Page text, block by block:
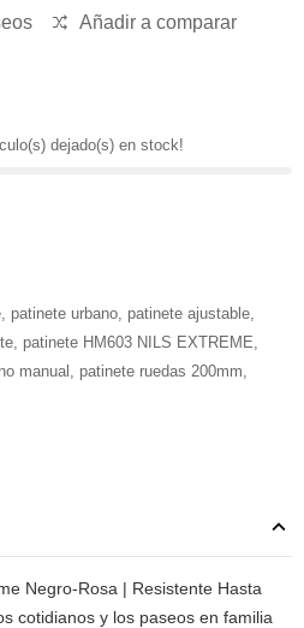
Añadir a comparar
dejado(s) en stock!
patinete urbano patinete ajustable
patinete HM603 NILS EXTREME
manual patinete ruedas 200mm
Negro-Rosa | Resistente Hasta
cotidianos y los paseos en familia